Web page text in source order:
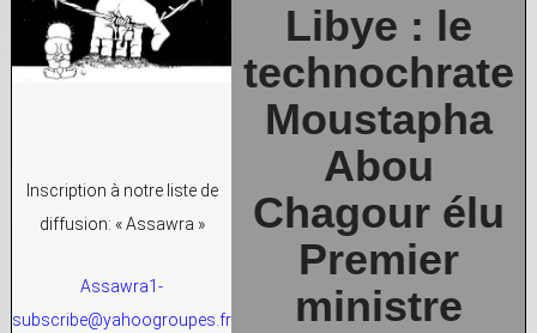
Inscription à notre liste de
diffusion: « Assawra »
Assawra1-
subscribe@yahoogroupes.fr
Libye : le
technochrate
Moustapha
Abou
Chagour élu
Premier
ministre